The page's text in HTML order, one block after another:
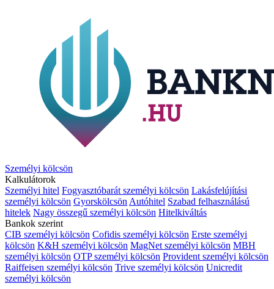
Személyi kölcsön
Kalkulátorok
Személyi hitel Fogyasztóbarát személyi kölcsön Lakásfelújítási
személyi kölcsön Gyorskölcsön Autóhitel Szabad felhasználású
hitelek Nagy összegű személyi kölcsön Hitelkiváltás
Bankok szerint
CIB személyi kölcsön Cofidis személyi kölcsön Erste személyi
kölcsön K&H személyi kölcsön MagNet személyi kölcsön MBH
személyi kölcsön OTP személyi kölcsön Provident személyi kölcsön
Raiffeisen személyi kölcsön Trive személyi kölcsön Unicredit
személyi kölcsön